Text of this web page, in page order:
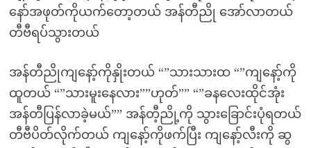
နော်အဖုတ်ကိုယက်တော့တယ် အန်တီညို အော်လာတယ်
တီဗီရပ်သွားတယ်
အန်တီညိုကျနော့်ကိုနှိုးတယ် “”သားသားထ “”ကျနော့်ကို
ထူတယ် “”သားမူးနေလား””ဟုတ်”” “”ခနလေးထိုင်အုံး
အန်တီပြန်လာခဲ့မယ်”” အန်တီ့ညို့ကို သွားခြောင်းပုံရတယ်
တီဗီပိတ်လိုက်တယ် ကျနော့်ကိုဖက်ပြီး ကျနော့်လီးကို ဆွ